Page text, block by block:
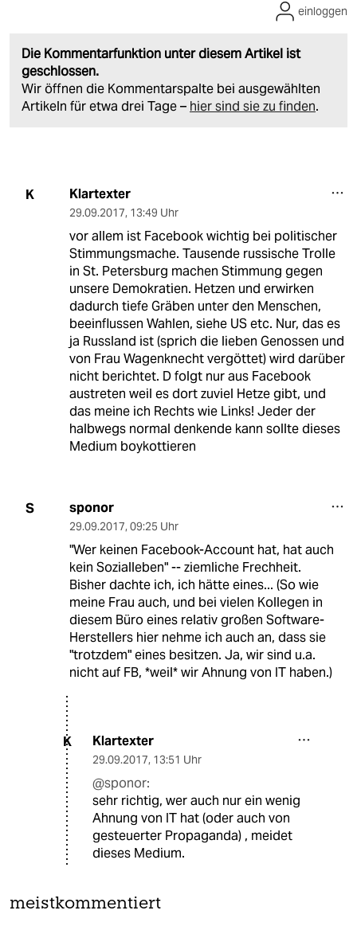
Die Kommentarfunktion unter diesem Artikel ist
geschlossen.
Wir öffnen die Kommentarspalte bei ausgewählten
Artikeln für etwa drei Tage – hier sind sie zu finden.
einloggen
K Klartexter
29.09.2017, 13:49 Uhr
vor allem ist Facebook wichtig bei politischer
Stimmungsmache. Tausende russische Trolle
in St. Petersburg machen Stimmung gegen
unsere Demokratien. Hetzen und erwirken
dadurch tiefe Gräben unter den Menschen,
beeinflussen Wahlen, siehe US etc. Nur, das es
ja Russland ist (sprich die lieben Genossen und
von Frau Wagenknecht vergöttet) wird darüber
nicht berichtet. D folgt nur aus Facebook
austreten weil es dort zuviel Hetze gibt, und
das meine ich Rechts wie Links! Jeder der
halbwegs normal denkende kann sollte dieses
Medium boykottieren
S sponor
29.09.2017, 09:25 Uhr
"Wer keinen Facebook-Account hat, hat auch
kein Sozialleben" -- ziemliche Frechheit.
Bisher dachte ich, ich hätte eines... (So wie
meine Frau auch, und bei vielen Kollegen in
diesem Büro eines relativ großen Software-
Herstellers hier nehme ich auch an, dass sie
"trotzdem" eines besitzen. Ja, wir sind u.a.
nicht auf FB, *weil* wir Ahnung von IT haben.)
K Klartexter
29.09.2017, 13:51 Uhr
@sponor:
sehr richtig, wer auch nur ein wenig
Ahnung von IT hat (oder auch von
gesteuerter Propaganda) , meidet
dieses Medium.
meistkommentiert